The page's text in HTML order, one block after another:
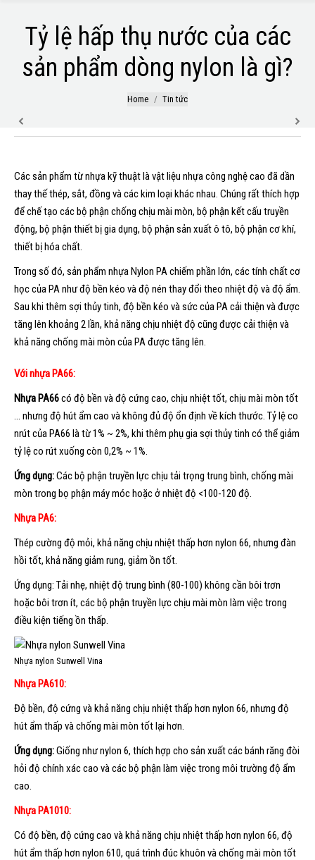
Tỷ lệ hấp thụ nước của các
sản phẩm dòng nylon là gì?
Home Tin tức
Các sản phẩm từ nhựa kỹ thuật là vật liệu nhựa công nghệ cao đã dần
thay thế thép, sắt, đồng và các kim loại khác nhau. Chúng rất thích hợp
để chế tạo các bộ phận chống chịu mài mòn, bộ phận kết cấu truyền
động, bộ phận thiết bị gia dụng, bộ phận sản xuất ô tô, bộ phận cơ khí,
thiết bị hóa chất.
Trong số đó, sản phẩm nhựa Nylon PA chiếm phần lớn, các tính chất cơ
học của PA như độ bền kéo và độ nén thay đổi theo nhiệt độ và độ ẩm.
Sau khi thêm sợi thủy tinh, độ bền kéo và sức của PA cải thiện và được
tăng lên khoảng 2 lần, khả năng chịu nhiệt độ cũng được cải thiện và
khả năng chống mài mòn của PA được tăng lên.
Với nhựa PA66:
Nhựa PA66có độ bền và độ cứng cao, chịu nhiệt tốt, chịu mài mòn tốt
… nhưng độ hút ẩm cao và không đủ độ ổn định về kích thước. Tỷ lệ co
nrút của PA66 là từ 1% ~ 2%, khi thêm phụ gia sợi thủy tinh có thể giảm
tỷ lệ co rút xuống còn 0,2% ~ 1%.
Ứng dụng:Các bộ phận truyền lực chịu tải trọng trung bình, chống mài
mòn trong bọ phận máy móc hoặc ở nhiệt độ <100-120 độ.
Nhựa PA6:
Thép cường độ mỏi, khả năng chịu nhiệt thấp hơn nylon 66, nhưng đàn
hồi tốt, khả năng giảm rung, giảm ồn tốt.
Ứng dụng: Tải nhẹ, nhiệt độ trung bình (80-100) không cần bôi trơn
hoặc bôi trơn ít, các bộ phận truyền lực chịu mài mòn làm việc trong
điều kiện tiếng ồn thấp.
Nhựa nylon Sunwell Vina
Nhựa PA610:
Độ bền, độ cứng và khả năng chịu nhiệt thấp hơn nylon 66, nhưng độ
hút ẩm thấp và chống mài mòn tốt lại hơn.
Ứng dụng:Giống như nylon 6, thích hợp cho sản xuất các bánh răng đòi
hỏi độ chính xác cao và các bộ phận làm việc trong môi trường độ ẩm
cao.
Nhựa PA1010:
Có độ bền, độ cứng cao và khả năng chịu nhiệt thấp hơn nylon 66, độ
hút ẩm thấp hơn nylon 610, quá trình đúc khuôn và chống mài mòn tốt